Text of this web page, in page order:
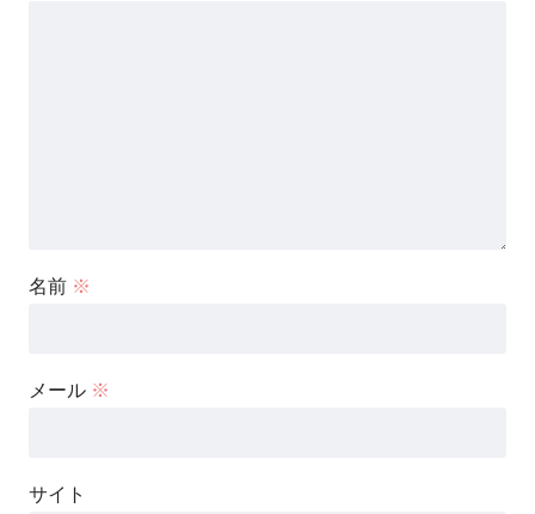
名前 ※
メール ※
サイト